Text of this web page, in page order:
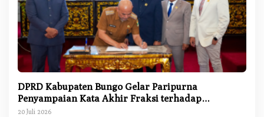
DPRD Kabupaten Bungo Gelar Paripurna
Penyampaian Kata Akhir Fraksi terhadap
Ranperda Pertanggungjawaban APBD 2025
20 Juli 2026